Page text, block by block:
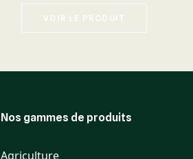
VOIR LE PRODUIT
Nos gammes de produits
Agriculture